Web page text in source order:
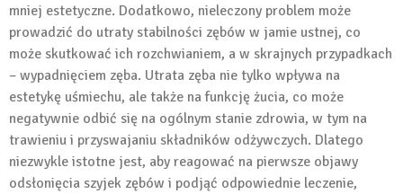
mniej estetyczne. Dodatkowo, nieleczony problem może
prowadzić do utraty stabilności zębów w jamie ustnej, co
może skutkować ich rozchwianiem, a w skrajnych przypadkach
– wypadnięciem zęba. Utrata zęba nie tylko wpływa na
estetykę uśmiechu, ale także na funkcję żucia, co może
negatywnie odbić się na ogólnym stanie zdrowia, w tym na
trawieniu i przyswajaniu składników odżywczych. Dlatego
niezwykle istotne jest, aby reagować na pierwsze objawy
odsłonięcia szyjek zębów i podjąć odpowiednie leczenie,